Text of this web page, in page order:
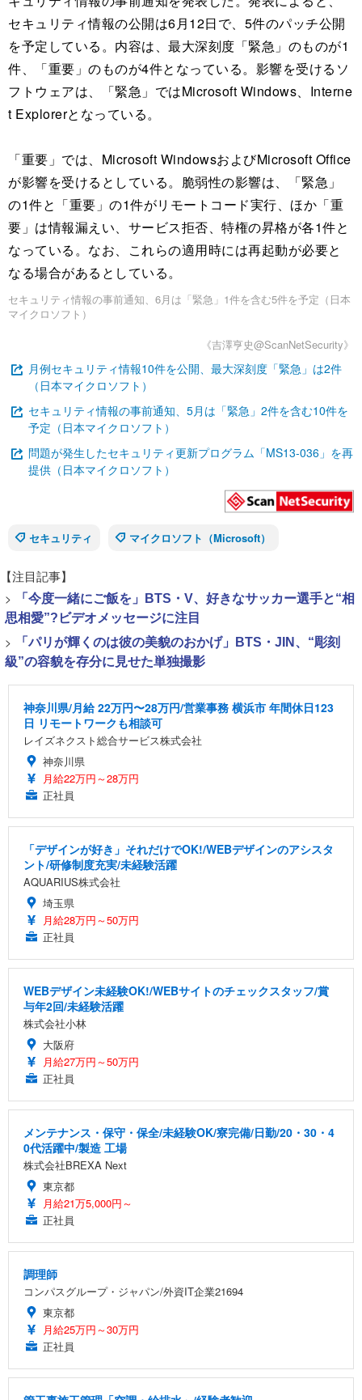
セキュリティ情報の公開は6月12日で、5件のパッチ公開
を予定している。内容は、最大深刻度「緊急」のものが1
件、「重要」のものが4件となっている。影響を受けるソ
フトウェアは、「緊急」ではMicrosoft Windows、Interne
t Explorerとなっている。
「重要」では、Microsoft WindowsおよびMicrosoft Office
が影響を受けるとしている。脆弱性の影響は、「緊急」
の1件と「重要」の1件がリモートコード実行、ほか「重
要」は情報漏えい、サービス拒否、特権の昇格が各1件と
なっている。なお、これらの適用時には再起動が必要と
なる場合があるとしている。
セキュリティ情報の事前通知、6月は「緊急」1件を含む5件を予定（日本
マイクロソフト）
《吉澤亨史@ScanNetSecurity》
月例セキュリティ情報10件を公開、最大深刻度「緊急」は2件
（日本マイクロソフト）
セキュリティ情報の事前通知、5月は「緊急」2件を含む10件を
予定（日本マイクロソフト）
問題が発生したセキュリティ更新プログラム「MS13-036」を再
提供（日本マイクロソフト）
セキュリティ マイクロソフト（Microsoft）
【注目記事】
>
「今度一緒にご飯を」BTS・V、好きなサッカー選手と“相
思相愛”?ビデオメッセージに注目
>
「パリが輝くのは彼の美貌のおかげ」BTS・JIN、“彫刻
級”の容貌を存分に見せた単独撮影
神奈川県/月給 22万円〜28万円/営業事務 横浜市 年間休日123
日 リモートワークも相談可
レイズネクスト総合サービス株式会社
神奈川県
月給22万円～28万円
正社員
「デザインが好き」それだけでOK!/WEBデザインのアシスタ
ント/研修制度充実/未経験活躍
AQUARIUS株式会社
埼玉県
月給28万円～50万円
正社員
WEBデザイン未経験OK!/WEBサイトのチェックスタッフ/賞
与年2回/未経験活躍
株式会社小林
大阪府
月給27万円～50万円
正社員
メンテナンス・保守・保全/未経験OK/寮完備/日勤/20・30・4
0代活躍中/製造 工場
株式会社BREXA Next
東京都
月給21万5,000円～
正社員
調理師
コンパスグループ・ジャパン/外資IT企業21694
東京都
月給25万円～30万円
正社員